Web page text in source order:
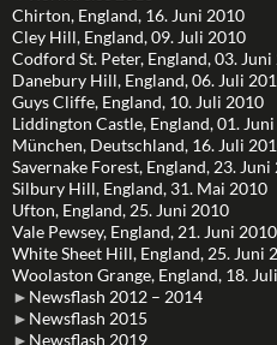
Chirton, England, 16. Juni 2010
Cley Hill, England, 09. Juli 2010
Codford St. Peter, England, 03.
Danebury Hill, England, 06. Juli
Guys Cliffe, England, 10. Juli 2010
Liddington Castle, England, 01.
München, Deutschland, 16. Juli
Savernake Forest, England, 23. Juni
Silbury Hill, England, 31. Mai 2010
Ufton, England, 25. Juni 2010
Vale Pewsey, England, 21. Juni 2010
White Sheet Hill, England, 25. Juni
Woolaston Grange, England, 18.
► Newsflash 2012 – 2014
► Newsflash 2015
► Newsflash 2019